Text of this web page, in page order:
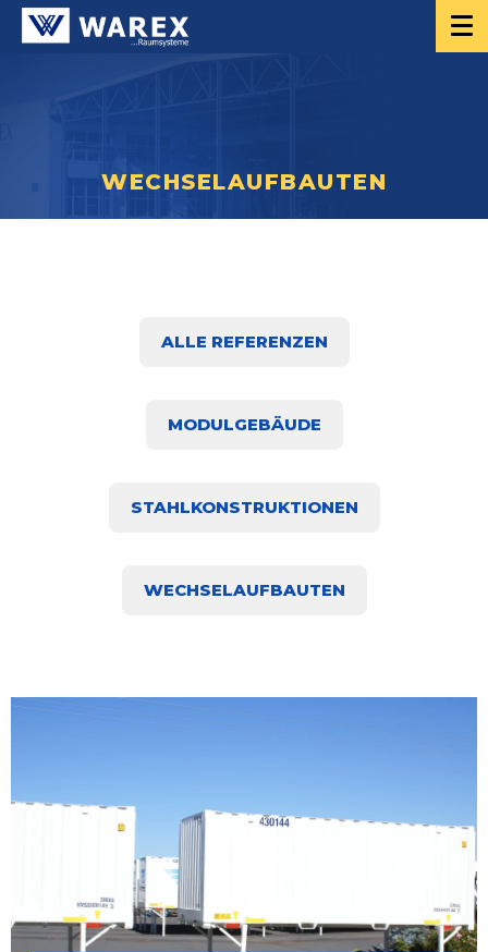
WECHSELAUFBAUTEN
ALLE REFERENZEN
MODULGEBÄUDE
STAHLKONSTRUKTIONEN
WECHSELAUFBAUTEN